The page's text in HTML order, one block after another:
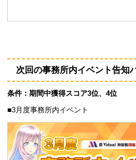
次回の事務所内イベント告知
条件：期間中獲得スコア3位、4位
■3月度事務所内イベント